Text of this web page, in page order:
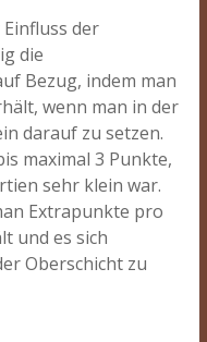
der
die
Bezug, indem man
wenn man in der
darauf zu setzen.
maximal 3 Punkte,
sehr klein war.
Extrapunkte pro
und es sich
Oberschicht zu